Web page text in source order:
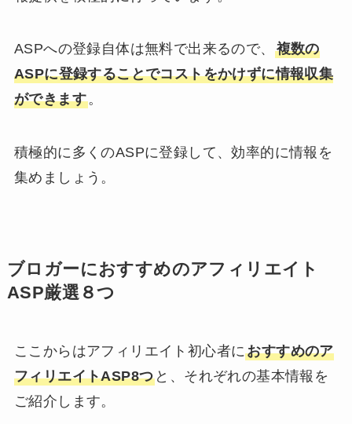
ASPへの登録自体は無料で出来るので、 複数の
ASPに登録することでコストをかけずに情報収集
ができます。
積極的に多くのASPに登録して、効率的に情報を
集めましょう。
ブロガーにおすすめのアフィリエイト
ASP厳選８つ
ここからはアフィリエイト初心者におすすめのア
フィリエイトASP8つ と、それぞれの基本情報を
ご紹介します。